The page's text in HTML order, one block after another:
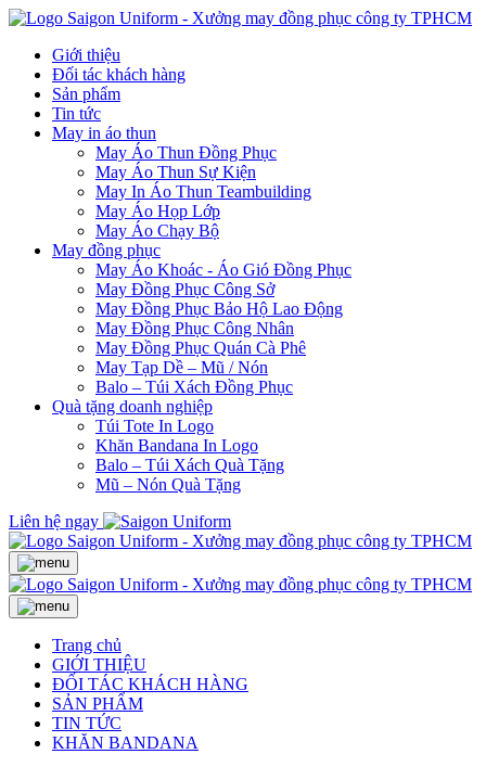
Giới thiệu
Đối tác khách hàng
Sản phẩm
Tin tức
May in áo thun
May Áo Thun Đồng Phục
May Áo Thun Sự Kiện
May In Áo Thun Teambuilding
May Áo Họp Lớp
May Áo Chạy Bộ
May đồng phục
May Áo Khoác - Áo Gió Đồng Phục
May Đồng Phục Công Sở
May Đồng Phục Bảo Hộ Lao Động
May Đồng Phục Công Nhân
May Đồng Phục Quán Cà Phê
May Tạp Dề – Mũ / Nón
Balo – Túi Xách Đồng Phục
Quà tặng doanh nghiệp
Túi Tote In Logo
Khăn Bandana In Logo
Balo – Túi Xách Quà Tặng
Mũ – Nón Quà Tặng
Liên hệ ngay
Trang chủ
GIỚI THIỆU
ĐỐI TÁC KHÁCH HÀNG
SẢN PHẨM
TIN TỨC
KHĂN BANDANA